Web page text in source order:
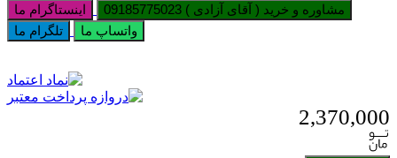
مشاوره و خرید ( آقای آزادی ) 09185775023
اینستاگرام ما
واتساپ ما
تلگرام ما
2,370,000